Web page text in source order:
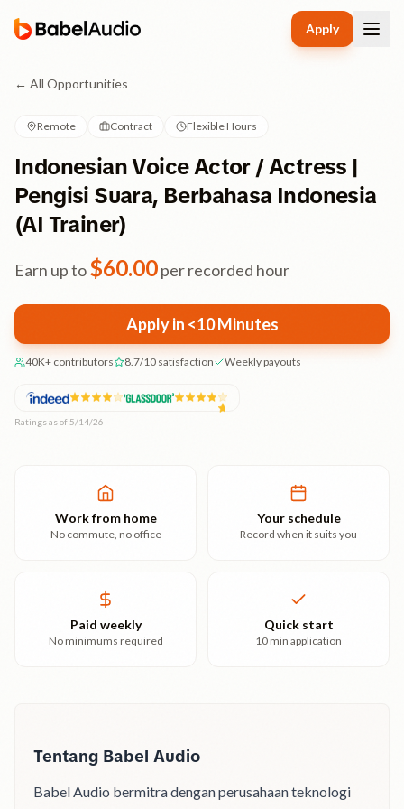
Apply
← All Opportunities
Remote Contract Flexible Hours
Indonesian Voice Actor / Actress |
Pengisi Suara, Berbahasa Indonesia
(AI Trainer)
Earn up to$60.00per recorded hour
Apply in <10 Minutes
40K+ contributors 8.7/10 satisfaction Weekly payouts
Ratings as of 5/14/26
Work from home
No commute, no office
Your schedule
Record when it suits you
Paid weekly
No minimums required
Quick start
10 min application
Tentang Babel Audio
Babel Audio bermitra dengan perusahaan teknologi